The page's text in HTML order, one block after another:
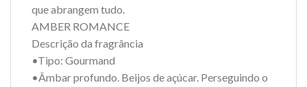
que abrangem tudo.
AMBER ROMANCE
Descrição da fragrância
•Tipo: Gourmand
•Âmbar profundo. Beijos de açúcar. Perseguindo o